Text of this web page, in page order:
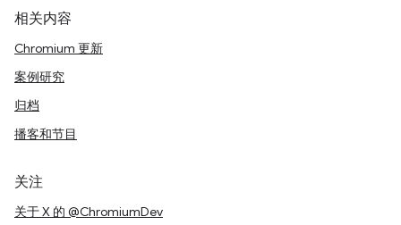
相关内容
Chromium 更新
案例研究
归档
播客和节目
关注
关于 X 的 @ChromiumDev